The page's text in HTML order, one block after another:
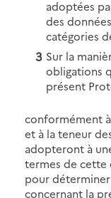
adoptées
des
catégories
Sur la
obligations
présent
conformément
et à la teneur
adopteront à
termes de cette
pour
concernant la